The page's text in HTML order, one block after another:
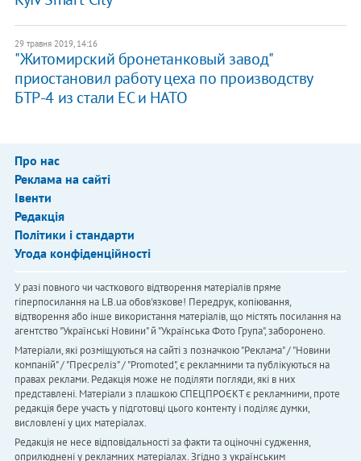
29 травня 2019, 14:16
​"Житомирский бронетанковый завод"
приостановил работу цеха по производству
БТР-4 из стали ЕС и НАТО
Про нас
Реклама на сайті
Івенти
Редакція
Політики і стандарти
Угода конфіденційності
У разі повного чи часткового відтворення матеріалів пряме
гіперпосилання на LB.ua обов'язкове! Передрук, копіювання,
відтворення або інше використання матеріалів, що містять посилання на
агентство "Українськi Новини" й "Українська Фото Група", заборонено.
Матеріали, які розміщуються на сайті з позначкою "Реклама" / "Новини
компаній" / "Пресреліз" / "Promoted", є рекламними та публікуються на
правах реклами. Редакція може не поділяти погляди, які в них
представлені. Матеріали з плашкою СПЕЦПРОЄКТ є рекламними, проте
редакція бере участь у підготовці цього контенту і поділяє думки,
висловлені у цих матеріалах.
Редакція не несе відповідальності за факти та оціночні судження,
оприлюднені у рекламних матеріалах. Згідно з українським